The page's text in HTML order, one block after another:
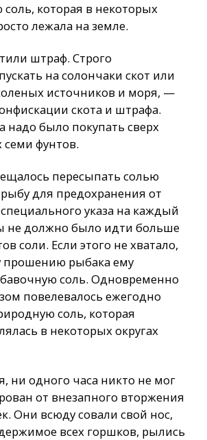
которая в некоторых
лежала на земле.
штраф. Строго
на солончаки скот или
источников и моря, —
скота и штрафа.
надо было покупать сверх
семи фунтов.
пересыпать солью
для предохранения от
указа на каждый
не должно было идти больше
соли. Если этого не хватало,
прошению рыбака ему
соль. Одновременно
повелевалось ежегодно
соль, которая
в некоторых округах
ни одного часа никто не мог
от внезапного вторжения
Они всюду совали свой нос,
всех горшков, рылись